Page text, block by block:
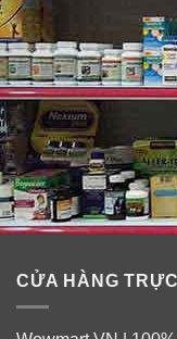
Thành phần
Blackmores
Thành phần hoạt
14.9 IU) 12.3 mg,
CỬA HÀNG